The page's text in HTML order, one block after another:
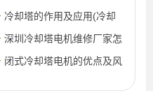
维护?(横
冷却塔的作用及应用(冷却
塔的作用及使用范围)
深圳冷却塔电机维修厂家怎
么挑选,冷却塔电机维修注
闭式冷却塔电机的优点及风